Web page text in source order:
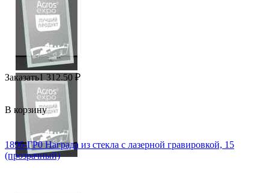
Заказать1 312.50 ₽
В корзину
1896-ГР0 Награда из стекла с лазерной гравировкой, 15
(прозрачный)